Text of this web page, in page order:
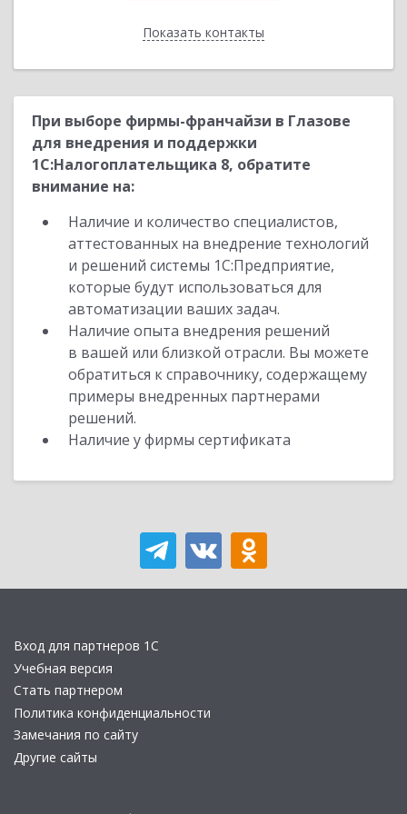
Показать контакты
Назад
При выборе фирмы-франчайзи в Глазове
для внедрения и поддержки
1С:Налогоплательщика 8, обратите
внимание на:
Наличие и количество специалистов,
аттестованных на внедрение технологий
и решений системы 1С:Предприятие,
которые будут использоваться для
автоматизации ваших задач.
Наличие опыта внедрения решений
в вашей или близкой отрасли. Вы можете
обратиться к справочнику, содержащему
примеры внедренных партнерами
решений.
Наличие у фирмы сертификата
Вход для партнеров 1С
Учебная версия
Стать партнером
Политика конфиденциальности
Замечания по сайту
Другие сайты